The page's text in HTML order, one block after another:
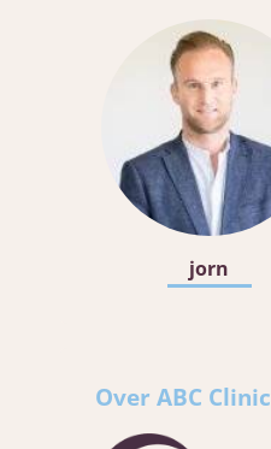
jorn
Over ABC Clinic